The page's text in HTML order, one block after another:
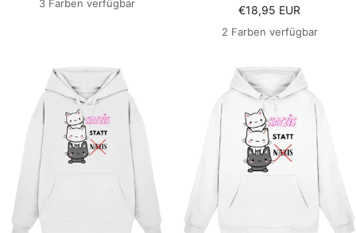
3 Farben verfügbar
Angebotspreis
€18,95 EUR
2 Farben verfügbar